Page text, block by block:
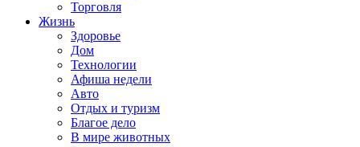
Торговля
Жизнь
Здоровье
Дом
Технологии
Афиша недели
Авто
Отдых и туризм
Благое дело
В мире животных